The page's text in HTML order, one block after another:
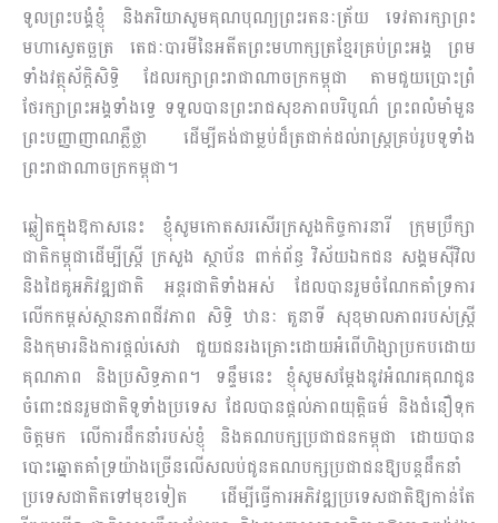
ទូលព្រះបង្គំខ្ញុំ និងភរិយាសូមគុណបុណ្យព្រះរតនៈត្រ័យ ទេវតារក្សាព្រះ
មហាស្វេតច្ឆត្រ តេជៈបារមីនៃអតីតព្រះមហាក្សត្រខ្មែរគ្រប់ព្រះអង្គ ព្រម
ទាំងវត្ថុស័ក្តិសិទ្ធិ ដែលរក្សាព្រះរាជាណាចក្រកម្ពុជា តាមជួយប្រោះព្រំ
ថែរក្សា​ព្រះអង្គទាំងទ្វេ ទទួលបានព្រះរាជសុខភាពបរិបូណ៌ ព្រះពលំមាំមួន
ព្រះបញ្ញាញាណភ្លឺថ្លា ដើម្បីគង់ជាម្លប់ដ៏ត្រជាក់ដល់រាស្ត្រគ្រប់រូបទូទាំង
ព្រះរាជាណាចក្រកម្ពុជា។
ឆ្លៀតក្នុងឱកាសនេះ ខ្ញុំសូមកោតសរសើរក្រសួងកិច្ចការនារី ក្រុមប្រឹក្សា
ជាតិកម្ពុជាដើម្បីស្ត្រី ក្រសួង ស្ថាប័ន ពាក់ព័ន្ធ វិស័យឯកជន សង្គមស៊ីវិល
និងដៃគូអភិវឌ្ឍជាតិ អន្តរជាតិទាំងអស់ ដែលបានរួមចំណែកគាំទ្រការ
លើកកម្ពស់ស្ថានភាពជីវភាព សិទ្ធិ ឋានៈ តួនាទី សុខុមាលភាពរបស់ស្ត្រី
និងកុមារនិងការផ្តល់សេវា ជួយជនរងគ្រោះដោយអំពើហិង្សាប្រកបដោយ
គុណភាព និងប្រសិទ្ធភាព។ ទន្ទឹមនេះ ខ្ញុំសូមសម្តែងនូវអំណរគុណជូន
ចំពោះជនរួមជាតិទូទាំងប្រទេស ដែលបានផ្តល់ភាពយុត្តិធម៌ និងជំនឿទុក
ចិត្តមក លើការដឹកនាំរបស់ខ្ញុំ និងគណបក្សប្រជាជនកម្ពុជា ដោយបាន
បោះឆ្នោតគាំទ្រយ៉ាងច្រើនលើសលប់ជូនគណបក្សប្រជាជនឱ្យបន្តដឹកនាំ
ប្រទេសជាតិតទៅមុខទៀត ដើម្បីធ្វើការអភិវឌ្ឍប្រទេសជាតិឱ្យកាន់តែ